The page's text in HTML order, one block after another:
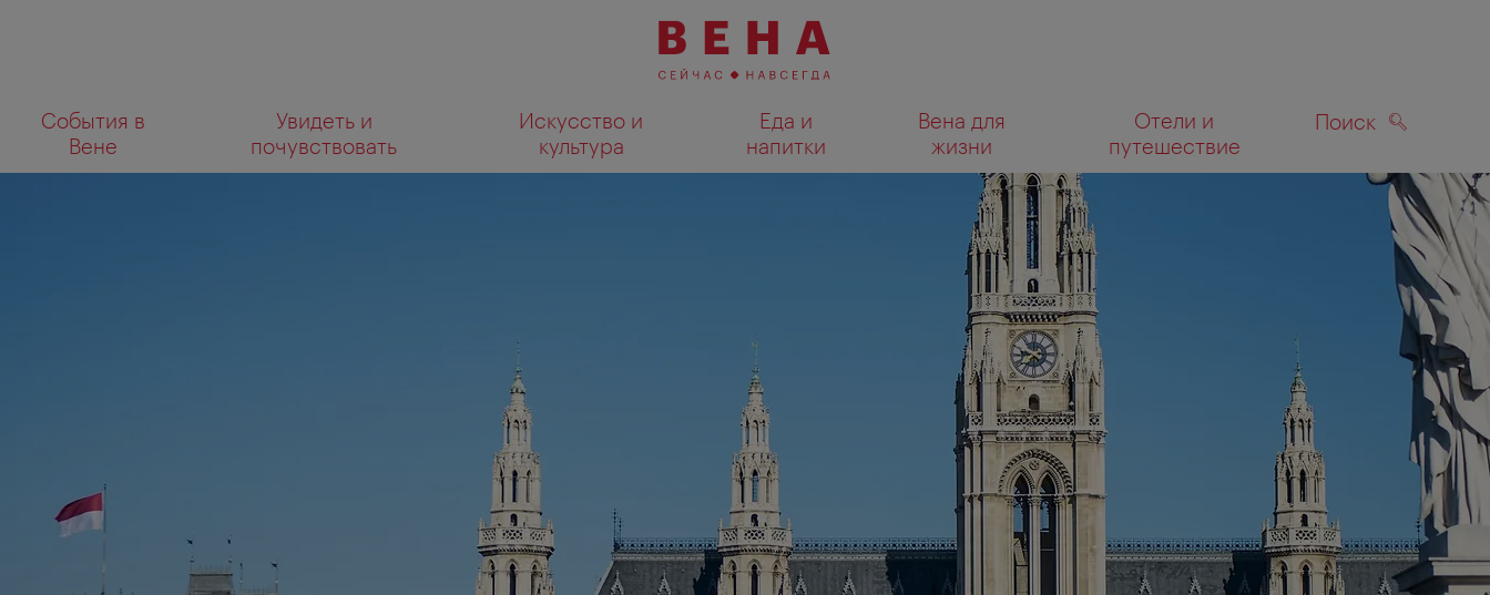
навигации
содержанию
События в
Вене
Увидеть и
почувствовать
Искусство и
культура
Еда и
напитки
Вена для
жизни
Отели и
путешествие
Поиск
Что
вы
ищете?
Показать результаты поиска на карте